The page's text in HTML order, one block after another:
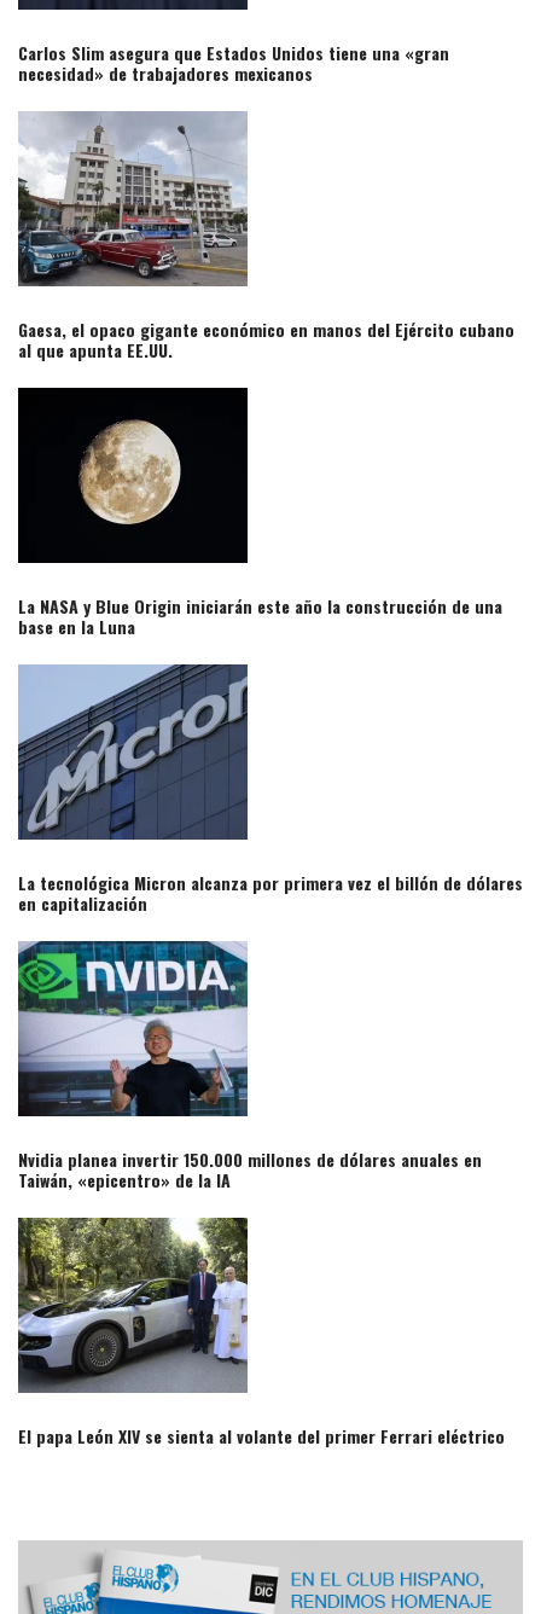
Carlos Slim asegura que Estados Unidos tiene una «gran
necesidad» de trabajadores mexicanos​
Gaesa, el opaco gigante económico en manos del Ejército cubano
al que apunta EE.UU.​
La NASA y Blue Origin iniciarán este año la construcción de una
base en la Luna​
La tecnológica Micron alcanza por primera vez el billón de dólares
en capitalización​
Nvidia planea invertir 150.000 millones de dólares anuales en
Taiwán, «epicentro» de la IA​
El papa León XIV se sienta al volante del primer Ferrari eléctrico​